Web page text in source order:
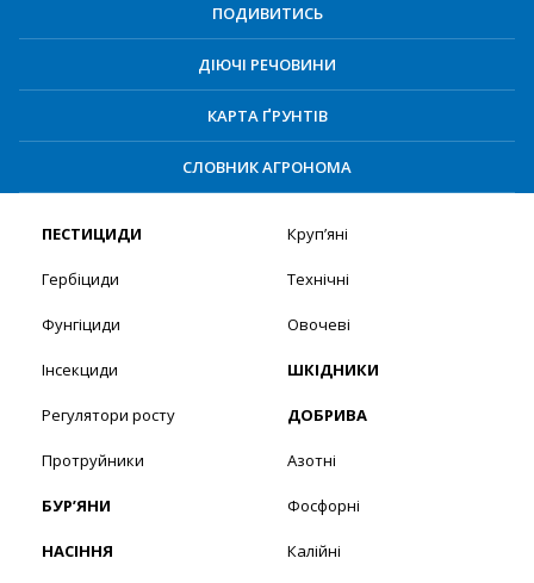
ПОДИВИТИСЬ
ДІЮЧІ РЕЧОВИНИ
КАРТА ҐРУНТІВ
СЛОВНИК АГРОНОМА
ПЕСТИЦИДИ
Гербіциди
Фунгіциди
Інсекциди
Регулятори росту
Протруйники
БУР’ЯНИ
НАСІННЯ
Круп’яні
Технічні
Овочеві
ШКІДНИКИ
ДОБРИВА
Азотні
Фосфорні
Калійні